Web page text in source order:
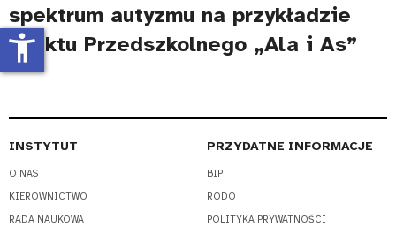
spektrum autyzmu na przykładzie
Punktu Przedszkolnego „Ala i As”
INSTYTUT
O NAS
KIEROWNICTWO
RADA NAUKOWA
PRZYDATNE INFORMACJE
BIP
RODO
POLITYKA PRYWATNOŚCI
accessibility_new